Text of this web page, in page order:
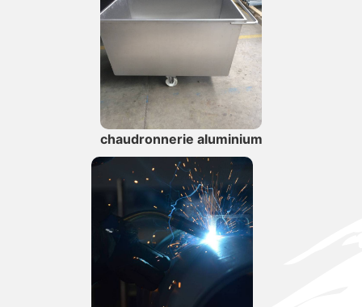
chaudronnerie aluminium